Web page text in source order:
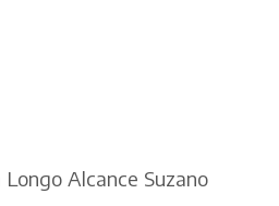
Alcance Suzano